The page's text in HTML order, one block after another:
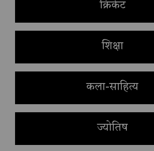
क्रिकेट
शिक्षा
कला-साहित्य
ज्योतिष